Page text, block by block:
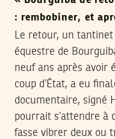
: rembobiner, et
Le retour, un
équestre de
neuf ans après avoir
coup d’État, a eu
documentaire, signé
pourrait s’attendre à
fasse vibrer deux ou